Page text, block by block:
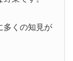
多くの知見が